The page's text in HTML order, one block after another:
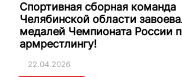
Спортивная сборная команда
Челябинской области
медалей Чемпионата России
армрестлингу!
22.04.2026